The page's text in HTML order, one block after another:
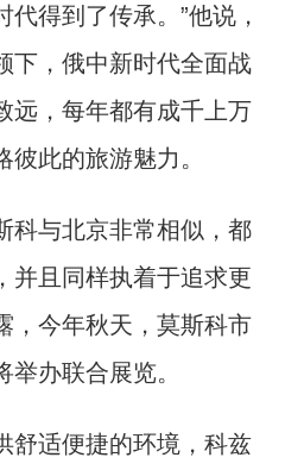
得到了传承。”他说，
下，俄中新时代全面战
远，每年都有成千上万
此的旅游魅力。
与北京非常相似，都
并且同样执着于追求更
，今年秋天，莫斯科市
办联合展览。
适便捷的环境，科兹